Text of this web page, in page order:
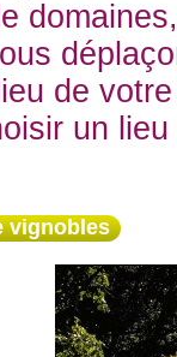
de
un
vignobles